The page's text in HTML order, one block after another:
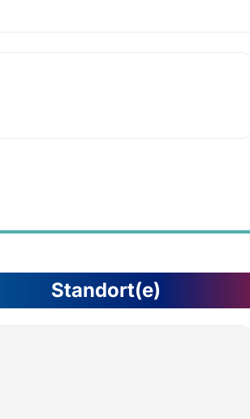
Standort(e)